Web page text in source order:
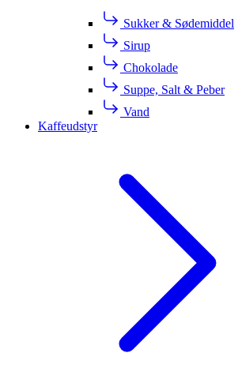
Sukker & Sødemiddel
Sirup
Chokolade
Suppe, Salt & Peber
Vand
Kaffeudstyr